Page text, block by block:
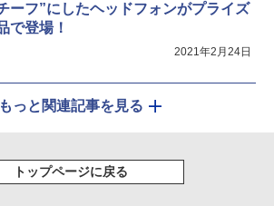
ーフ”にしたヘッドフォンがプライズ
で登場！
2021年2月24日
もっと関連記事を見る
トップページに戻る